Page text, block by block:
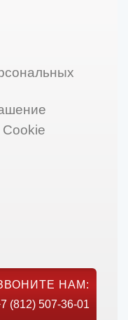
НАМ:
(812) 507-36-01